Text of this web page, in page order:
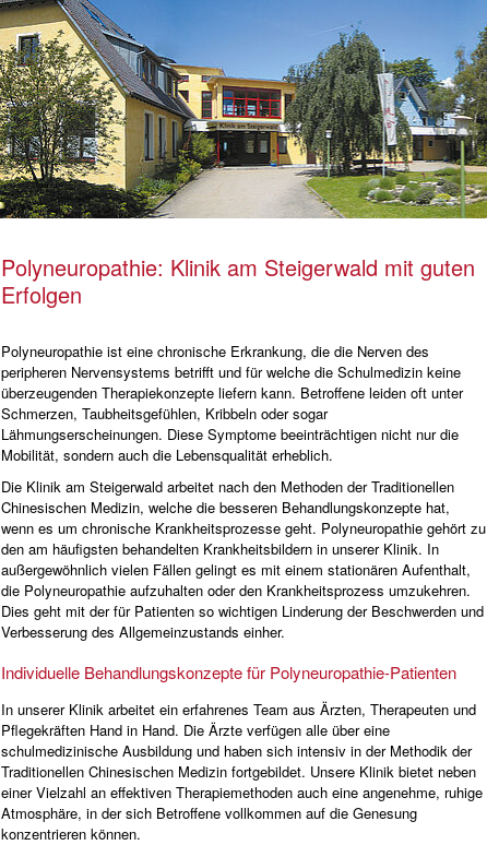
Polyneuropathie: Klinik am Steigerwald mit guten
Erfolgen
Polyneuropathie ist eine chronische Erkrankung, die die Nerven des
peripheren Nervensystems betrifft und für welche die Schulmedizin keine
überzeugenden Therapiekonzepte liefern kann. Betroffene leiden oft unter
Schmerzen, Taubheitsgefühlen, Kribbeln oder sogar
Lähmungserscheinungen. Diese Symptome beeinträchtigen nicht nur die
Mobilität, sondern auch die Lebensqualität erheblich.
Die Klinik am Steigerwald arbeitet nach den Methoden der Traditionellen
Chinesischen Medizin, welche die besseren Behandlungskonzepte hat,
wenn es um chronische Krankheitsprozesse geht. Polyneuropathie gehört zu
den am häufigsten behandelten Krankheitsbildern in unserer Klinik. In
außergewöhnlich vielen Fällen gelingt es mit einem stationären Aufenthalt,
die Polyneuropathie aufzuhalten oder den Krankheitsprozess umzukehren.
Dies geht mit der für Patienten so wichtigen Linderung der Beschwerden und
Verbesserung des Allgemeinzustands einher.
Individuelle Behandlungskonzepte für Polyneuropathie-Patienten
In unserer Klinik arbeitet ein erfahrenes Team aus Ärzten, Therapeuten und
Pflegekräften Hand in Hand. Die Ärzte verfügen alle über eine
schulmedizinische Ausbildung und haben sich intensiv in der Methodik der
Traditionellen Chinesischen Medizin fortgebildet. Unsere Klinik bietet neben
einer Vielzahl an effektiven Therapiemethoden auch eine angenehme, ruhige
Atmosphäre, in der sich Betroffene vollkommen auf die Genesung
konzentrieren können.